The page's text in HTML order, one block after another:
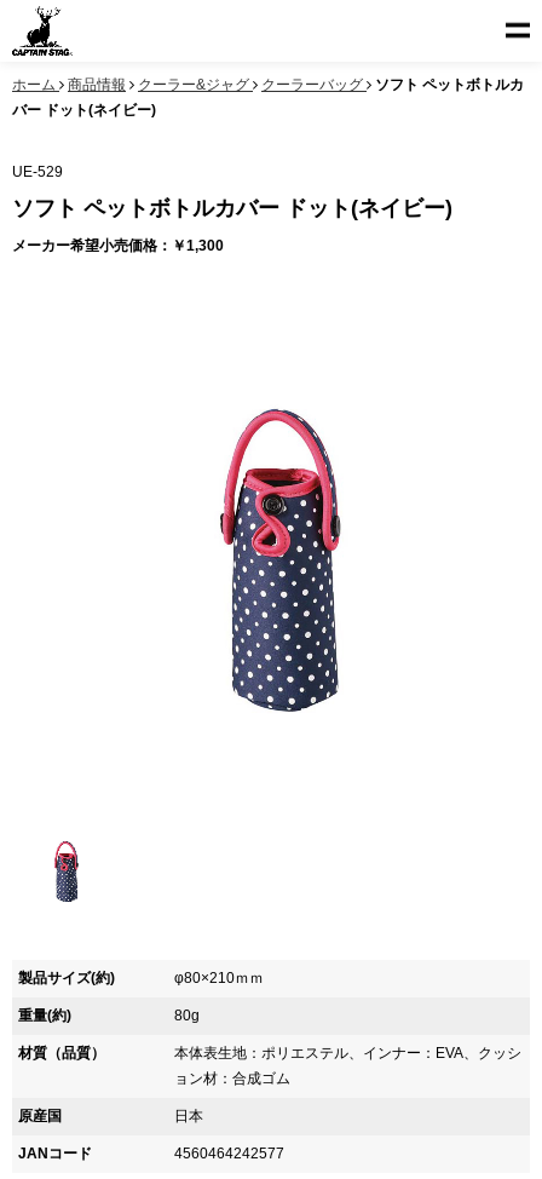
ホーム 商品情報 クーラー&ジャグ クーラーバッグ
ソフト ペットボトルカ
バー ドット(ネイビー)
UE-529
ソフト ペットボトルカバー ドット(ネイビー)
メーカー希望小売価格：￥1,300
製品サイズ(約) φ80×210ｍｍ
重量(約) 80g
材質（品質）
本体表生地：ポリエステル、インナー：EVA、クッシ
ョン材：合成ゴム
原産国 日本
JANコード 4560464242577